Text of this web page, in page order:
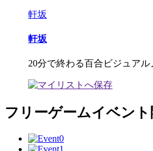
軒坂
軒坂
20分で終わる百合ビジュアル
フリーゲームイベント